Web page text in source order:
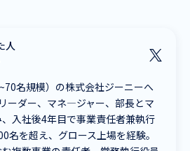
人
名規模）の株式会社ジーニーへ
ーダー、マネ―ジャー、部長とマ
入社後4年目で事業責任者兼執行
名を超え、グロース上場を経験。